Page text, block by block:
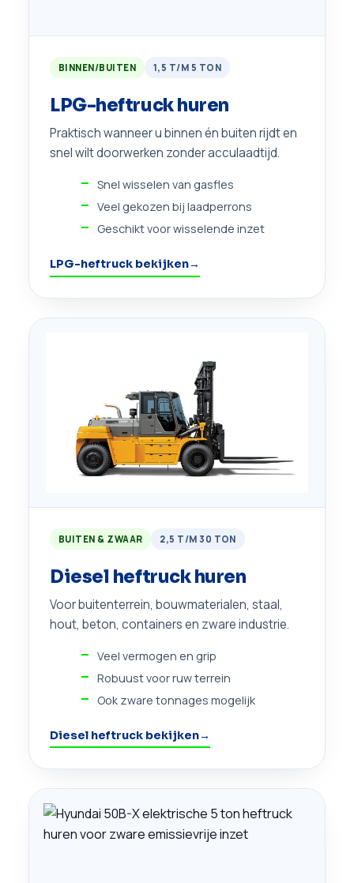
BINNEN/BUITEN 1,5 T/M 5 TON
LPG-heftruck huren
Praktisch wanneer u binnen én buiten rijdt en
snel wilt doorwerken zonder acculaadtijd.
Snel wisselen van gasfles
Veel gekozen bij laadperrons
Geschikt voor wisselende inzet
LPG-heftruck bekijken→
BUITEN & ZWAAR 2,5 T/M 30 TON
Diesel heftruck huren
Voor buitenterrein, bouwmaterialen, staal,
hout, beton, containers en zware industrie.
Veel vermogen en grip
Robuust voor ruw terrein
Ook zware tonnages mogelijk
Diesel heftruck bekijken→